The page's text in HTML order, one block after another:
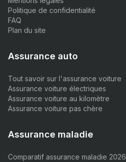
Politique de confidentialité
FAQ
Plan du site
Assurance auto
Tout savoir sur l'assurance voiture
Assurance voiture électriques
Assurance voiture au kilomètre
Assurance voiture pas chère
Assurance maladie
Comparatif assurance maladie 2026